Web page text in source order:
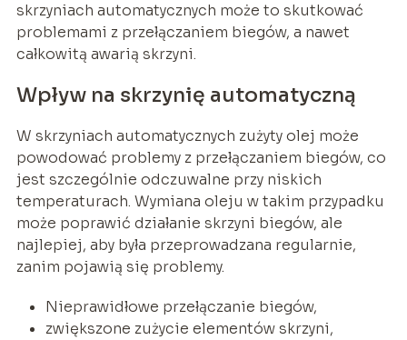
skrzyniach automatycznych może to skutkować
problemami z przełączaniem biegów, a nawet
całkowitą awarią skrzyni.
Wpływ na skrzynię automatyczną
W skrzyniach automatycznych zużyty olej może
powodować problemy z przełączaniem biegów, co
jest szczególnie odczuwalne przy niskich
temperaturach. Wymiana oleju w takim przypadku
może poprawić działanie skrzyni biegów, ale
najlepiej, aby była przeprowadzana regularnie,
zanim pojawią się problemy.
Nieprawidłowe przełączanie biegów,
zwiększone zużycie elementów skrzyni,